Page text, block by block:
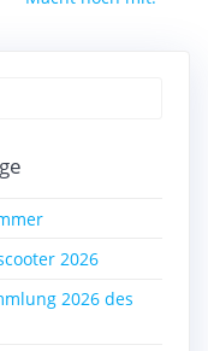
2026
2026 des